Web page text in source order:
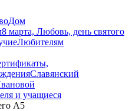
Дом
8 марта, Любовь, день святого
Любителям
Славянский
и учащиеся
А5